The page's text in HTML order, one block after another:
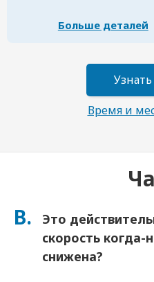
Больше деталей
Время и
В.
Это
скорость когда-
снижена?